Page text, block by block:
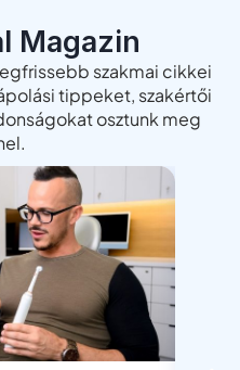
Magazin
szakmai cikkei
tippeket, szakértői
osztunk meg